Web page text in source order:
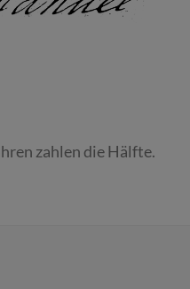
zahlen die Hälfte.